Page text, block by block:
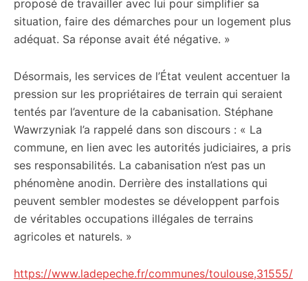
proposé de travailler avec lui pour simplifier sa
situation, faire des démarches pour un logement plus
adéquat. Sa réponse avait été négative. »
Désormais, les services de l’État veulent accentuer la
pression sur les propriétaires de terrain qui seraient
tentés par l’aventure de la cabanisation. Stéphane
Wawrzyniak l’a rappelé dans son discours : « La
commune, en lien avec les autorités judiciaires, a pris
ses responsabilités. La cabanisation n’est pas un
phénomène anodin. Derrière des installations qui
peuvent sembler modestes se développent parfois
de véritables occupations illégales de terrains
agricoles et naturels. »
https://www.ladepeche.fr/communes/toulouse,31555/